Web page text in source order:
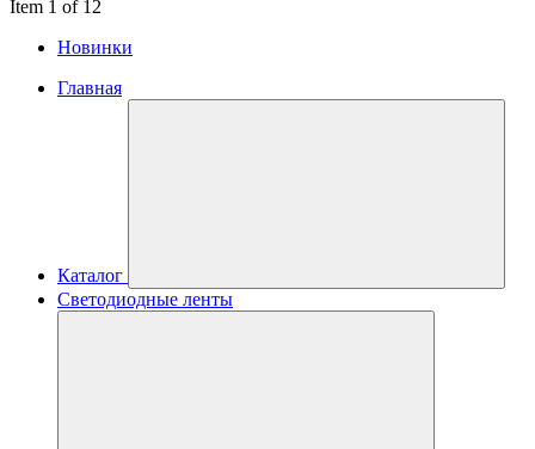
Item 1 of 12
Новинки
Главная
Каталог
Светодиодные ленты